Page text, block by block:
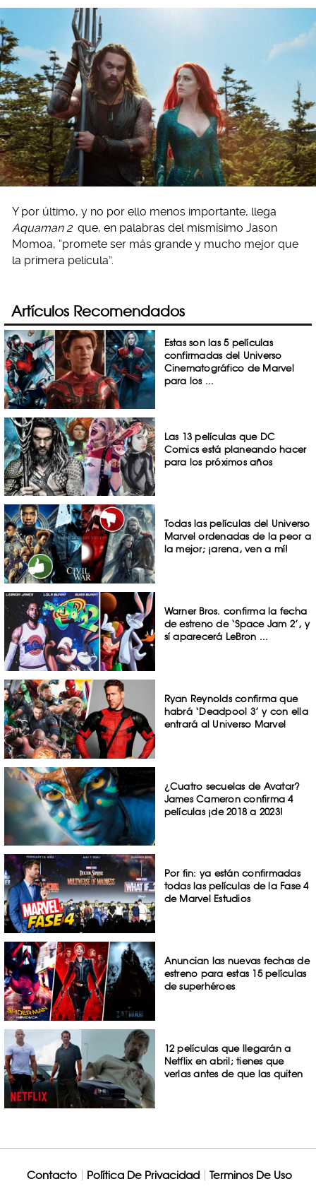
Y por último, y no por ello menos importante, llega
Aquaman 2 que, en palabras del mismísimo Jason
Momoa, “promete ser más grande y mucho mejor que
la primera película”.
Artículos Recomendados
Estas son las 5 películas
confirmadas del Universo
Cinematográfico de Marvel
para los ...
Las 13 películas que DC
Comics está planeando hacer
para los próximos años
Todas las películas del Universo
Marvel ordenadas de la peor a
la mejor; ¡arena, ven a mí!
Warner Bros. confirma la fecha
de estreno de ‘Space Jam 2’, y
sí aparecerá LeBron ...
Ryan Reynolds confirma que
habrá ‘Deadpool 3’ y con ella
entrará al Universo Marvel
¿Cuatro secuelas de Avatar?
James Cameron confirma 4
películas ¡de 2018 a 2023!
Por fin: ya están confirmadas
todas las películas de la Fase 4
de Marvel Estudios
Anuncian las nuevas fechas de
estreno para estas 15 películas
de superhéroes
12 películas que llegarán a
Netflix en abril; tienes que
verlas antes de que las quiten
Contacto Política De Privacidad Terminos De Uso